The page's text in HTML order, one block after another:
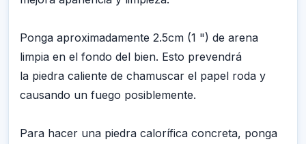
Ponga aproximadamente 2.5cm (1 ") de arena
limpia en el fondo del bien. Esto prevendrá
la piedra caliente de chamuscar el papel roda y
causando un fuego posiblemente.
Para hacer una piedra calorífica concreta, ponga